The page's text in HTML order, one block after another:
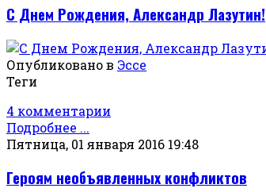
С Днем Рождения, Александр Лазутин!
Опубликовано в Эссе
Теги
4 комментарии
Подробнее ...
Пятница, 01 января 2016 19:48
Героям необъявленных конфликтов